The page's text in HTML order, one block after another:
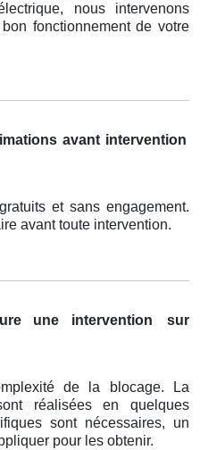
lectrique, nous intervenons
fonctionnement de votre
avant intervention
et sans engagement.
avant toute intervention.
une intervention
sur
de la blocage. La
réalisées en quelques
sont nécessaires, un
pour les obtenir.